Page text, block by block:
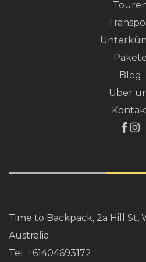
Pakete
Blog
Über
Time to Backpack, 2a Hill St,
Australia
Tel: +61404693172